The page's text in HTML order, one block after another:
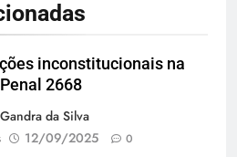
inconstitucionais na
2668
da Silva
12/09/2025 0